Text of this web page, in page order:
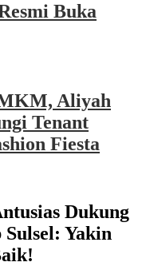
Buka
Aliyah
Tenant
Fiesta
Dukung
Yakin